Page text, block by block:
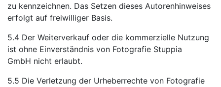
zu kennzeichnen. Das Setzen dieses Autorenhinweises
erfolgt auf freiwilliger Basis.
5.4 Der Weiterverkauf oder die kommerzielle Nutzung
ist ohne Einverständnis von Fotografie Stuppia
GmbH nicht erlaubt.
5.5 Die Verletzung der Urheberrechte von Fotografie